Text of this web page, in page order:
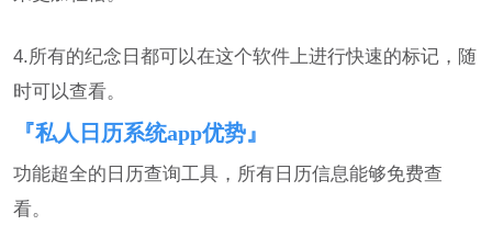
4.所有的纪念日都可以在这个软件上进行快速的标记，随
时可以查看。
『私人日历系统app优势』
功能超全的日历查询工具，所有日历信息能够免费查
看。